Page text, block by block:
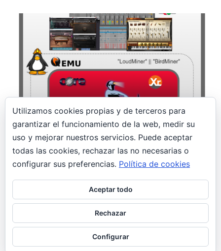
14 enero, 2020
¡Un minero en el estudio! LoudMiner |
BirdMiner
Profesionales de la postproducción musical son
las nuevas víctimas de un malware minero
llamado LoudMiner; oculto en máquinas vituales
para Mac OS X y Windows.
Utilizamos cookies propias y de terceros para
garantizar el funcionamiento de la web, medir su
uso y mejorar nuestros servicios. Puede aceptar
todas las cookies, rechazar las no necesarias o
configurar sus preferencias. Política de cookies
Aceptar todo
Rechazar
Configurar